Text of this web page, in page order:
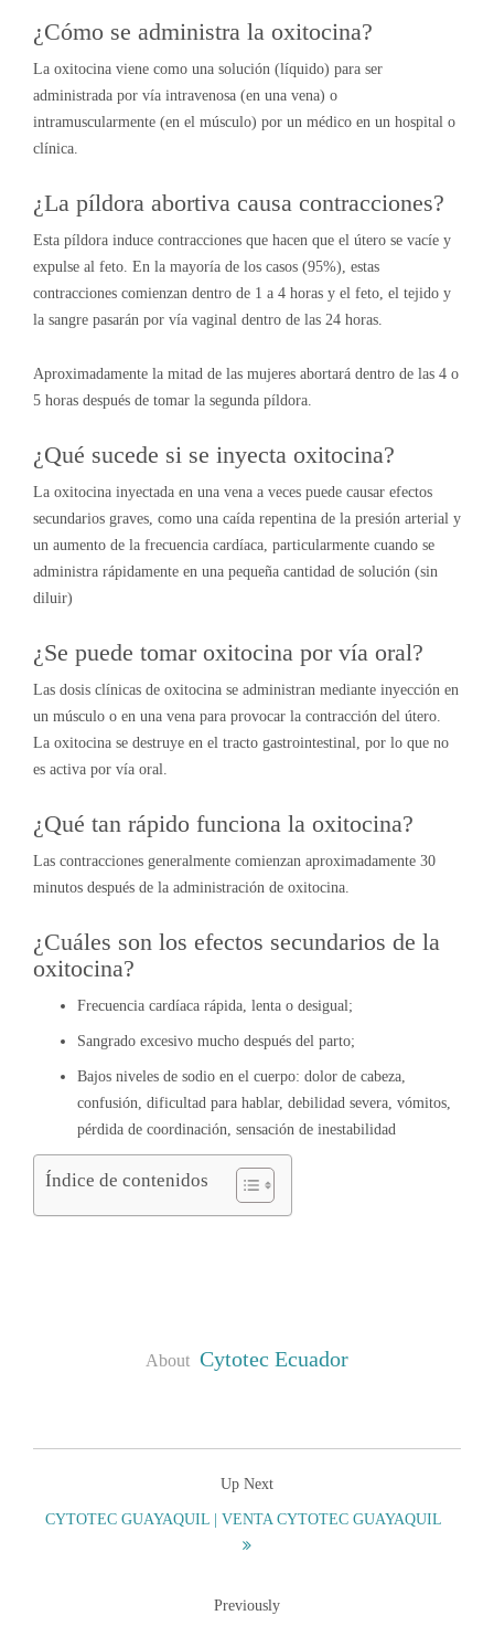
¿Cómo se administra la oxitocina?
La oxitocina viene como una solución (líquido) para ser
administrada por vía intravenosa (en una vena) o
intramuscularmente (en el músculo) por un médico en un hospital o
clínica.
¿La píldora abortiva causa contracciones?
Esta píldora induce contracciones que hacen que el útero se vacíe y
expulse al feto. En la mayoría de los casos (95%), estas
contracciones comienzan dentro de 1 a 4 horas y el feto, el tejido y
la sangre pasarán por vía vaginal dentro de las 24 horas.
Aproximadamente la mitad de las mujeres abortará dentro de las 4 o
5 horas después de tomar la segunda píldora.
¿Qué sucede si se inyecta oxitocina?
La oxitocina inyectada en una vena a veces puede causar efectos
secundarios graves, como una caída repentina de la presión arterial y
un aumento de la frecuencia cardíaca, particularmente cuando se
administra rápidamente en una pequeña cantidad de solución (sin
diluir)
¿Se puede tomar oxitocina por vía oral?
Las dosis clínicas de oxitocina se administran mediante inyección en
un músculo o en una vena para provocar la contracción del útero.
La oxitocina se destruye en el tracto gastrointestinal, por lo que no
es activa por vía oral.
¿Qué tan rápido funciona la oxitocina?
Las contracciones generalmente comienzan aproximadamente 30
minutos después de la administración de oxitocina.
¿Cuáles son los efectos secundarios de la
oxitocina?
Frecuencia cardíaca rápida, lenta o desigual;
Sangrado excesivo mucho después del parto;
Bajos niveles de sodio en el cuerpo: dolor de cabeza,
confusión, dificultad para hablar, debilidad severa, vómitos,
pérdida de coordinación, sensación de inestabilidad
Índice de contenidos
About Cytotec Ecuador
Up Next
CYTOTEC GUAYAQUIL | VENTA CYTOTEC GUAYAQUIL
Previously